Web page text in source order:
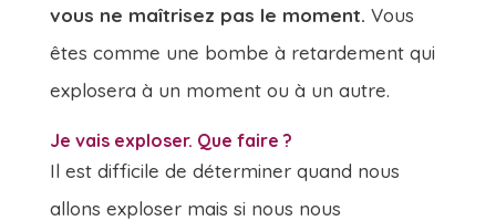
vous ne maîtrisez pas le moment. Vous
êtes comme une bombe à retardement qui
explosera à un moment ou à un autre.
Je vais exploser. Que faire ?
Il est difficile de déterminer quand nous
allons exploser mais si nous nous